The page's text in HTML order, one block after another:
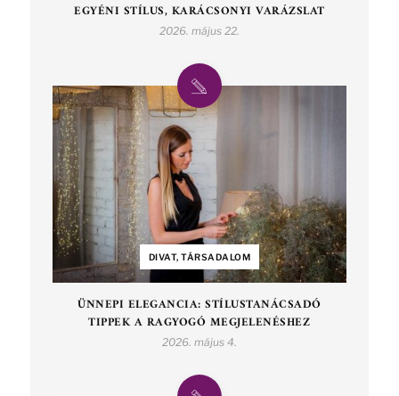
EGYÉNI STÍLUS, KARÁCSONYI VARÁZSLAT
2026. május 22.
DIVAT, TÁRSADALOM
ÜNNEPI ELEGANCIA: STÍLUSTANÁCSADÓ
TIPPEK A RAGYOGÓ MEGJELENÉSHEZ
2026. május 4.